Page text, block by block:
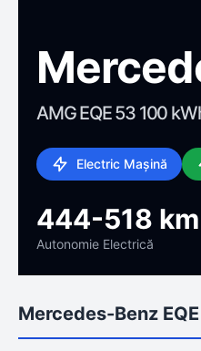
AMG EQE 53 100
Electric Mașină
444-518 km
Autonomie Electrică
Mercedes-Benz